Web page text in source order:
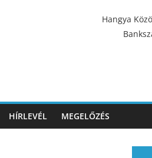
Hangya
HÍRLEVÉL MEGELŐZÉS